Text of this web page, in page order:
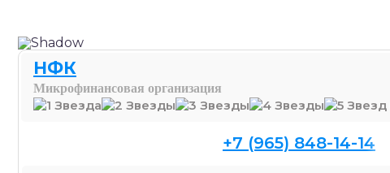
НФК
Микрофинансовая организация
+7 (965) 848-14-14